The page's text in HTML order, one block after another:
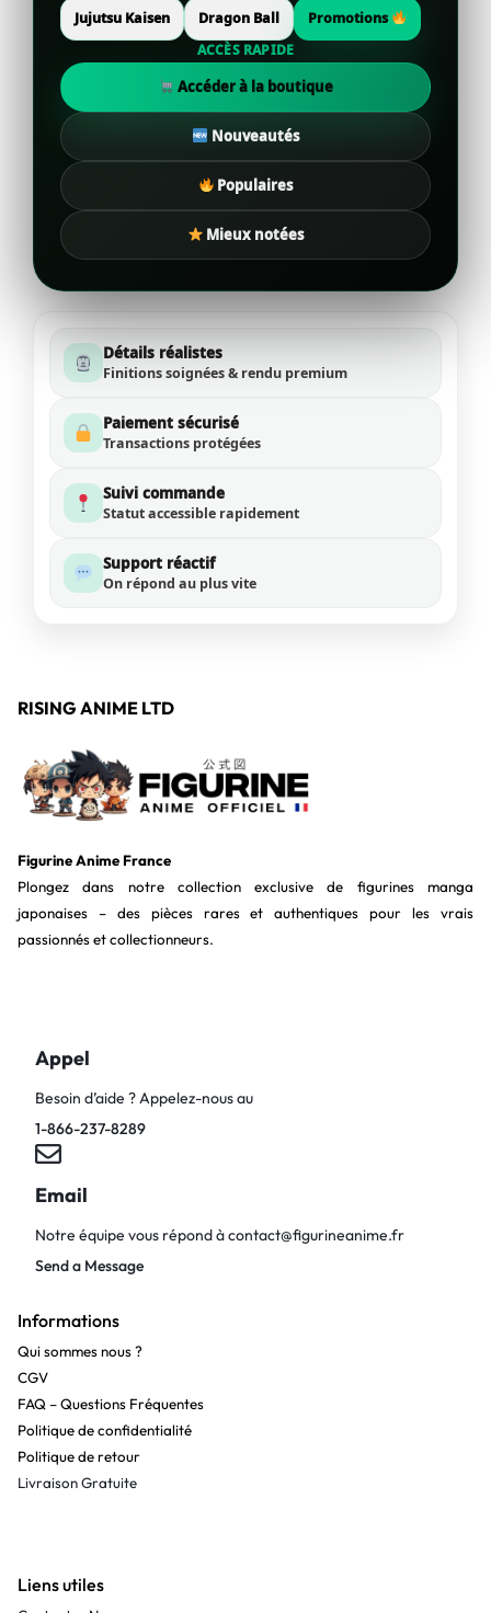
Jujutsu Kaisen Dragon Ball
Promotions
ACCÈS RAPIDE
Accéder à la boutique
Nouveautés
Populaires
Mieux notées
Détails réalistes
Finitions soignées & rendu premium
Paiement sécurisé
Transactions protégées
Suivi commande
Statut accessible rapidement
Support réactif
On répond au plus vite
RISING ANIME LTD
Figurine Anime France
Plongez dans notre collection exclusive de figurines manga
japonaises – des pièces rares et authentiques pour les vrais
passionnés et collectionneurs.
Appel
Besoin d’aide ? Appelez-nous au
1-866-237-8289
Email
Notre équipe vous répond àcontact@figurineanime.fr
Send a Message
Informations
Qui sommes nous ?
CGV
FAQ – Questions Fréquentes
Politique de confidentialité
Politique de retour
Livraison Gratuite
Liens utiles